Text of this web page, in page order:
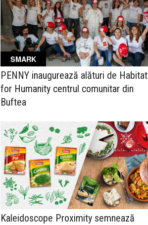
SMARK
PENNY inaugurează alături de Habitat
for Humanity centrul comunitar din
Buftea
Kaleidoscope Proximity semnează